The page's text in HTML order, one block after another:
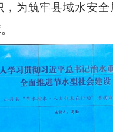
，为筑牢县域水安全